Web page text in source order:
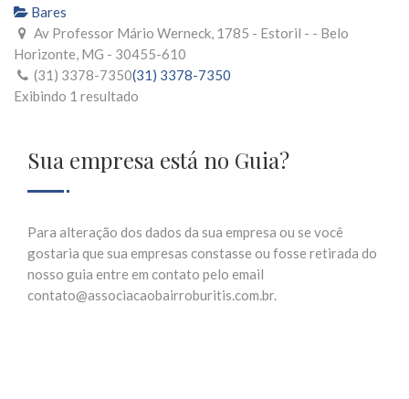
Bares
Av Professor Mário Werneck, 1785 - Estoril - - Belo
Horizonte, MG - 30455-610
(31) 3378-7350(31) 3378-7350
Exibindo 1 resultado
Sua empresa está no Guia?
Para alteração dos dados da sua empresa ou se você
gostaria que sua empresas constasse ou fosse retirada do
nosso guia entre em contato pelo email
contato@associacaobairroburitis.com.br.